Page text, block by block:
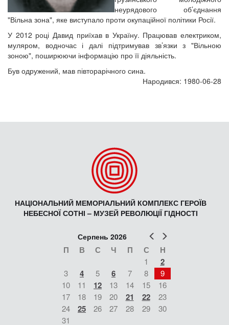
неурядового об’єднання
"Вільна зона", яке виступало проти окупаційної політики Росії.
У 2012 році Давид приїхав в Україну. Працював електриком,
муляром, водночас і далі підтримував зв’язки з "Вільною
зоною", поширюючи інформацію про її діяльність.
Був одружений, мав півторарічного сина.
Народився: 1980-06-28
НАЦІОНАЛЬНИЙ МЕМОРІАЛЬНИЙ КОМПЛЕКС ГЕРОЇВ
НЕБЕСНОЇ СОТНІ – МУЗЕЙ РЕВОЛЮЦІЇ ГІДНОСТІ
Попер
Серпень 2026
П В С Ч П С Н
1 2
3 4 5 6 7 8
9
10
11 12 13 14 15
16
17
18 19 20 21 22
23
24
25 26 27 28 29
30
31